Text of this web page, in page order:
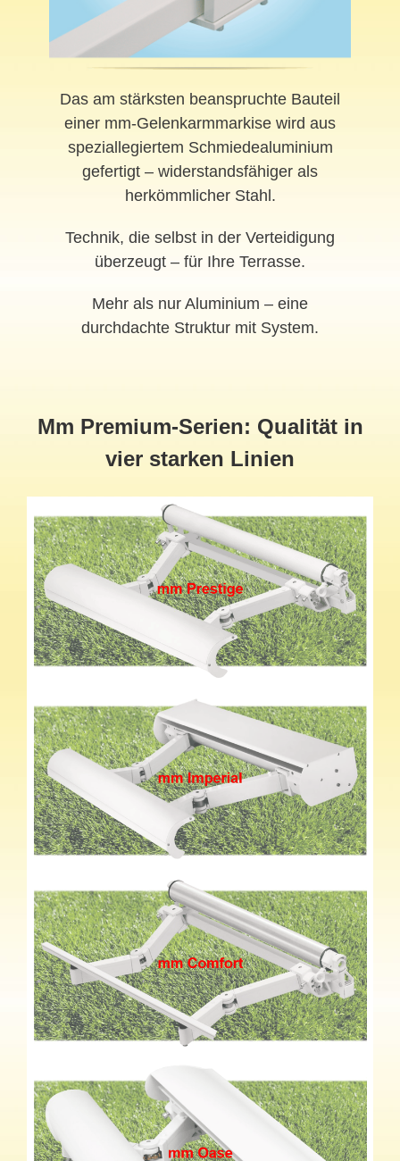
Das am stärksten beanspruchte Bauteil
einer mm-Gelenkarmmarkise wird aus
speziallegiertem Schmiedealuminium
gefertigt – widerstandsfähiger als
herkömmlicher Stahl.
Technik, die selbst in der Verteidigung
überzeugt – für Ihre Terrasse.
Mehr als nur Aluminium – eine
durchdachte Struktur mit System.
Mm Premium-Serien: Qualität in
vier starken Linien